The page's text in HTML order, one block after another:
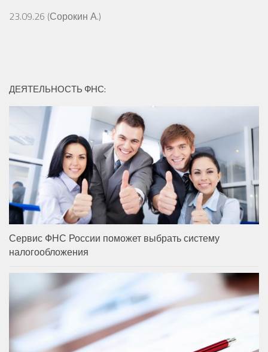
23.09.26 (Сорокин А.)
ДЕЯТЕЛЬНОСТЬ ФНС:
Сервис ФНС России поможет выбрать систему
налогообложения